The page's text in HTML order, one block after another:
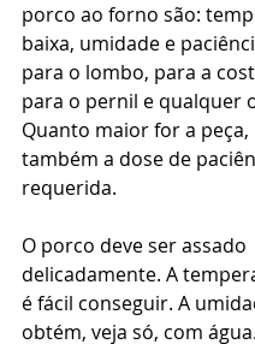
porco ao forno são:
baixa, umidade e
para o lombo, para a
para o pernil e qualquer
Quanto maior for a
também a dose de
requerida.
O porco deve ser assado
delicadamente. A
é fácil conseguir. A
obtém, veja só, com